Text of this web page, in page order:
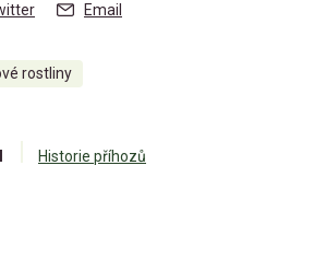
Email
rostliny
Historie příhozů